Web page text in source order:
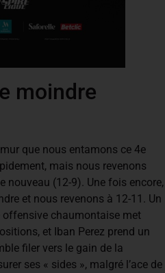
moindre
que nous entamons ce 4e
mais nous revenons
nouveau (12-9). Une fois encore,
et nous revenons à 12-11. Un
offensive chaumontaise met
et Iban Perez prend un
filer vers le gain de la
ses « sides », malgré l’ace de